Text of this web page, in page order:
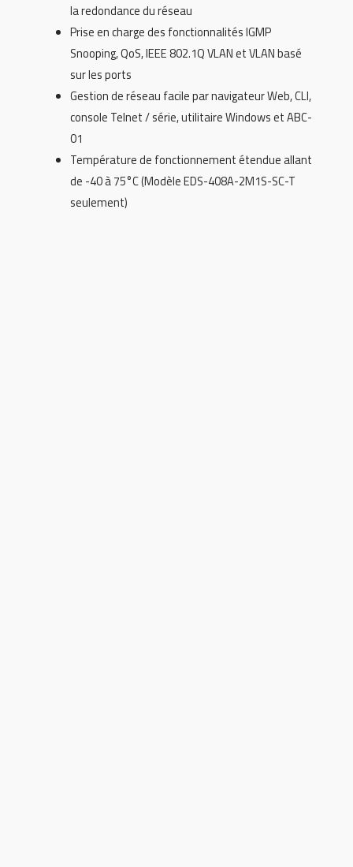
la redondance du réseau
Prise en charge des fonctionnalités IGMP
Snooping, QoS, IEEE 802.1Q VLAN et VLAN basé
sur les ports
Gestion de réseau facile par navigateur Web, CLI,
console Telnet / série, utilitaire Windows et ABC-
01
Température de fonctionnement étendue allant
de -40 à 75°C (Modèle EDS-408A-2M1S-SC-T
seulement)